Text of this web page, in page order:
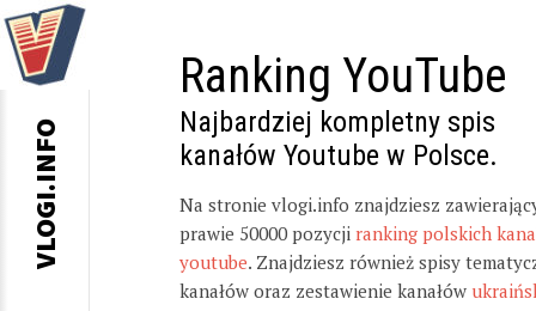
Ranking YouTube
Najbardziej kompletny spis
kanałów Youtube w Polsce.
Na stronie vlogi.info znajdziesz
prawie 50000 pozycji ranking polskich
youtube. Znajdziesz również spisy
kanałów oraz zestawienie kanałów
VLOGI.INFO